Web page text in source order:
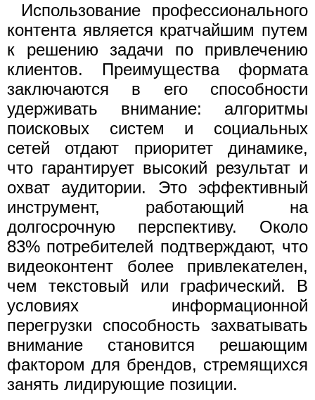
Использование профессионального
контента является кратчайшим путем
к решению задачи по привлечению
клиентов. Преимущества формата
заключаются в его способности
удерживать внимание: алгоритмы
поисковых систем и социальных
сетей отдают приоритет динамике,
что гарантирует высокий результат и
охват аудитории. Это эффективный
инструмент, работающий на
долгосрочную перспективу. Около
83% потребителей подтверждают, что
видеоконтент более привлекателен,
чем текстовый или графический. В
условиях информационной
перегрузки способность захватывать
внимание становится решающим
фактором для брендов, стремящихся
занять лидирующие позиции.